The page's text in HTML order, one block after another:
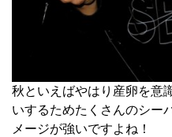
秋といえばやはり産卵を意
いするためたくさんのシー
メージが強いですよね！